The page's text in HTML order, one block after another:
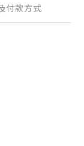
付款方式